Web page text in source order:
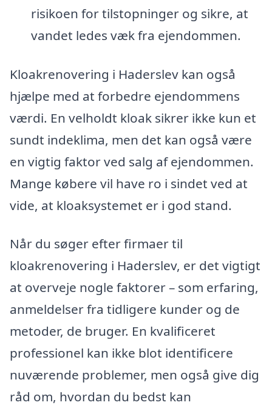
risikoen for tilstopninger og sikre, at
vandet ledes væk fra ejendommen.
Kloakrenovering i Haderslev kan også
hjælpe med at forbedre ejendommens
værdi. En velholdt kloak sikrer ikke kun et
sundt indeklima, men det kan også være
en vigtig faktor ved salg af ejendommen.
Mange købere vil have ro i sindet ved at
vide, at kloaksystemet er i god stand.
Når du søger efter firmaer til
kloakrenovering i Haderslev, er det vigtigt
at overveje nogle faktorer – som erfaring,
anmeldelser fra tidligere kunder og de
metoder, de bruger. En kvalificeret
professionel kan ikke blot identificere
nuværende problemer, men også give dig
råd om, hvordan du bedst kan